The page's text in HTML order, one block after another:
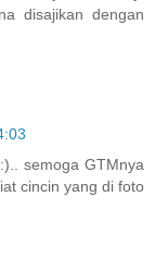
disajikan dengan
semoga GTMnya
cincin yang di foto